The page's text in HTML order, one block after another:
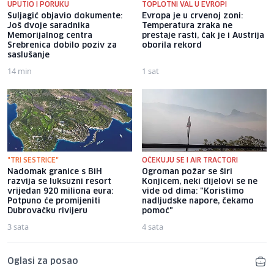
UPUTIO I PORUKU
Suljagić objavio dokumente:
Još dvoje saradnika
Memorijalnog centra
Srebrenica dobilo poziv za
saslušanje
14 min
TOPLOTNI VAL U EVROPI
Evropa je u crvenoj zoni:
Temperatura zraka ne
prestaje rasti, čak je i Austrija
oborila rekord
1 sat
"TRI SESTRICE"
Nadomak granice s BiH
razvija se luksuzni resort
vrijedan 920 miliona eura:
Potpuno će promijeniti
Dubrovačku rivijeru
3 sata
OČEKUJU SE I AIR TRACTORI
Ogroman požar se širi
Konjicem, neki dijelovi se ne
vide od dima: "Koristimo
nadljudske napore, čekamo
pomoć"
4 sata
Oglasi za posao